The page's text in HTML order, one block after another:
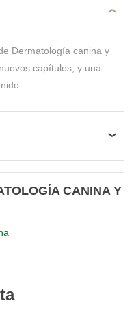
Dermatología canina y
capítulos, y una
CANINA Y